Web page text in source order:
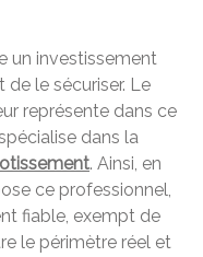
un investissement
le sécuriser. Le
représente dans ce
dans la
. Ainsi, en
ce professionnel,
fiable, exempt de
le périmètre réel et